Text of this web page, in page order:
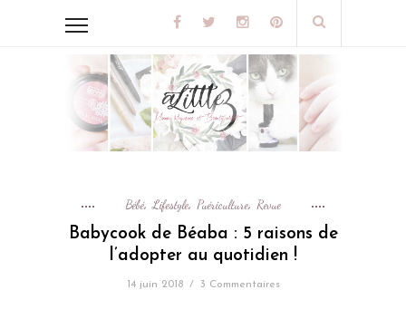
Bébé, Lifestyle, Puériculture, Revue
Babycook de Béaba : 5 raisons de
l’adopter au quotidien !
14 juin 2018 / 3 Commentaires